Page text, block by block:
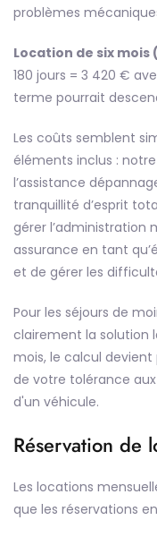
problèmes
Location de six
180 jours = 3 420 €
terme pourrait
Les coûts semblent
éléments inclus :
l’assistance
tranquillité d’esprit
gérer l’administration
assurance en tant
et de gérer les
Pour les séjours de
clairement la solution
mois, le calcul
de votre tolérance
d'un véhicule.
Réservation de
Les locations
que les réservations